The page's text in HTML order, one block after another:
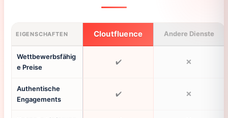
EIGENSCHAFTEN Cloutfluence Andere Dienste
Wettbewerbsfähig
e Preise
✔️ ❌
Authentische
Engagements
✔️ ❌